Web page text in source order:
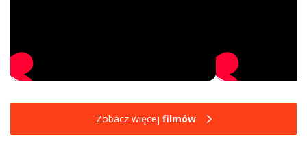
Zobacz więcej filmów